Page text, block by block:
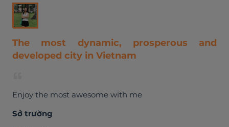
The most dynamic, prosperous and
developed city in Vietnam
Enjoy the most awesome with me
Sở trường